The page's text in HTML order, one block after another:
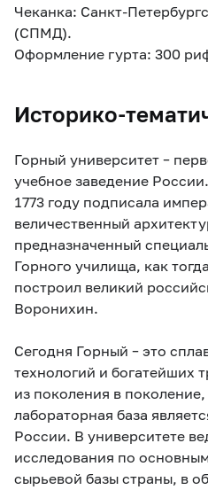
Чеканка: Санкт-
(СПМД).
Оформление гурта: 300
Историко-
Горный университет –
учебное заведение
1773 году подписала
величественный
предназначенный
Горного училища, как
построил великий
Воронихин.
Сегодня Горный – это
технологий и богатейших
из поколения в
лабораторная база
России. В университете
исследования по
сырьевой базы страны, в